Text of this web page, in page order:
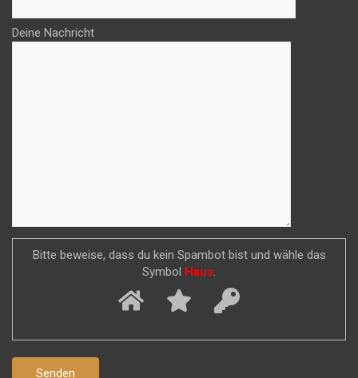
Deine Nachricht
Bitte beweise, dass du kein Spambot bist und wähle das
Symbol
Haus.